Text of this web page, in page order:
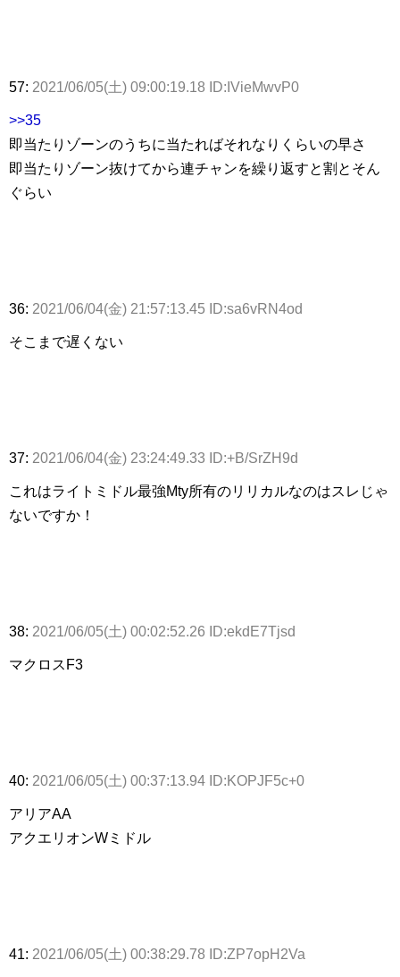
57: 2021/06/05(土) 09:00:19.18 ID:IVieMwvP0
>>35
即当たりゾーンのうちに当たればそれなりくらいの早さ
即当たりゾーン抜けてから連チャンを繰り返すと割とそん
ぐらい
36: 2021/06/04(金) 21:57:13.45 ID:sa6vRN4od
そこまで遅くない
37: 2021/06/04(金) 23:24:49.33 ID:+B/SrZH9d
これはライトミドル最強Mty所有のリリカルなのはスレじゃ
ないですか！
38: 2021/06/05(土) 00:02:52.26 ID:ekdE7Tjsd
マクロスF3
40: 2021/06/05(土) 00:37:13.94 ID:KOPJF5c+0
アリアAA
アクエリオンWミドル
41: 2021/06/05(土) 00:38:29.78 ID:ZP7opH2Va